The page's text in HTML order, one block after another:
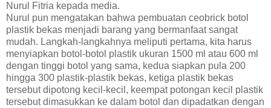
Nurul Fitria kepada media.
Nurul pun mengatakan bahwa pembuatan ceobrick botol
plastik bekas menjadi barang yang bermanfaat sangat
mudah. Langkah-langkahnya meliputi pertama, kita harus
menyiapkan botol-botol plastik ukuran 1500 ml atau 600 ml
dengan tinggi botol yang sama, kedua siapkan pula 200
hingga 300 plastik-plastik bekas, ketiga plastik bekas
tersebut dipotong kecil-kecil, keempat potongan kecil plastik
tersebut dimasukkan ke dalam botol dan dipadatkan dengan